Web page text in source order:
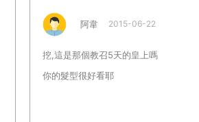
阿韋 2015-06-22
挖,這是那個教召5天的皇上嗎
你的髮型很好看耶